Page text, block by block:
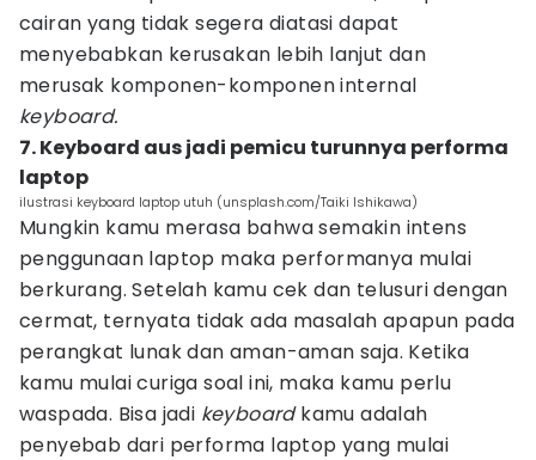
cairan yang tidak segera diatasi dapat
menyebabkan kerusakan lebih lanjut dan
merusak komponen-komponen internal
keyboard.
7. Keyboard aus jadi pemicu turunnya performa
laptop
ilustrasi keyboard laptop utuh (unsplash.com/Taiki Ishikawa)
Mungkin kamu merasa bahwa semakin intens
penggunaan laptop maka performanya mulai
berkurang. Setelah kamu cek dan telusuri dengan
cermat, ternyata tidak ada masalah apapun pada
perangkat lunak dan aman-aman saja. Ketika
kamu mulai curiga soal ini, maka kamu perlu
waspada. Bisa jadi keyboardkamu adalah
penyebab dari performa laptop yang mulai